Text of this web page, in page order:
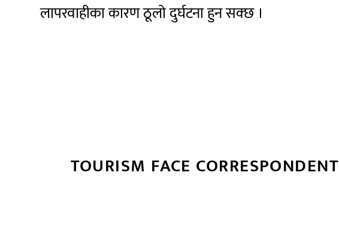
लापरवाहीका कारण ठूलो दुर्घटना हुन सक्छ ।
TOURISM FACE CORRESPONDENT